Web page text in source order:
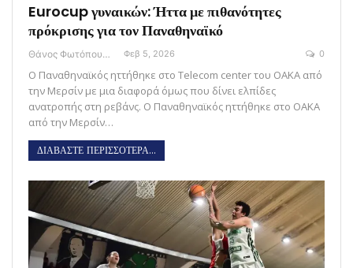
Eurocup γυναικών: Ήττα με πιθανότητες
πρόκρισης για τον Παναθηναϊκό
Θάνος Φωτόπουλος Φεβ 5, 2026 0
Ο Παναθηναϊκός ηττήθηκε στο Telecom center του ΟΑΚΑ από
την Μερσίν με μια διαφορά όμως που δίνει ελπίδες
ανατροπής στη ρεβάνς. Ο Παναθηναϊκός ηττήθηκε στο ΟΑΚΑ
από την Μερσίν…
ΔΙΑΒΑΣΤΕ ΠΕΡΙΣΣΟΤΕΡΑ...